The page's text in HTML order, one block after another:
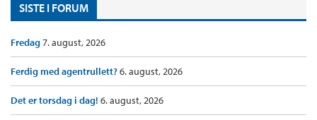
SISTE I FORUM
Fredag7. august, 2026
Ferdig med agentrullett?6. august, 2026
Det er torsdag i dag! 6. august, 2026